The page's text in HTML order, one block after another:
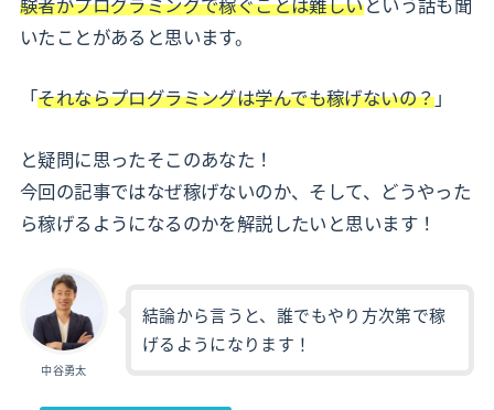
いたことがあると思います。
「それならプログラミングは学んでも稼げないの？」
と疑問に思ったそこのあなた！
今回の記事ではなぜ稼げないのか、そして、どうやった
ら稼げるようになるのかを解説したいと思います！
中谷勇太
結論から言うと、誰でもやり方次第で稼
げるようになります！